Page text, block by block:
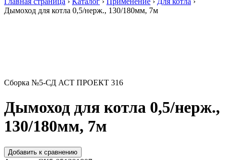
Дымоход для котла 0,5/нерж., 130/180мм, 7м
Сборка №5-СД АСТ ПРОЕКТ 316
Дымоход для котла 0,5/нерж.,
130/180мм, 7м
Добавить к сравнению